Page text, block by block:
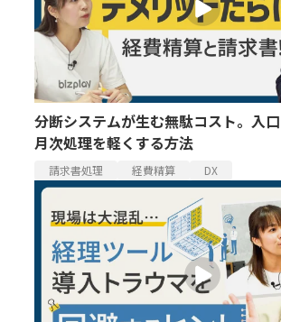
分断システムが生む無駄コスト。入
月次処理を軽くする方法
請求書処理 経費精算 DX